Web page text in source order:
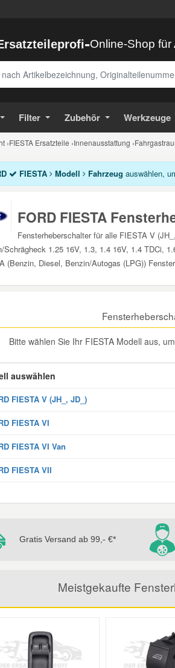
-Online-Shop
Filter Zubehör Werkzeuge
›FIESTA Ersatzteile ›Innenausstattung ›
FIESTA Modell Fahrzeug auswählen,
FORD FIESTA
Fensterheberschalter für alle FIESTA V
Schrägheck 1.25 16V, 1.3, 1.4 16V, 1.4 TDCi,
(Benzin, Diesel, Benzin/Autogas (LPG))
Bitte wählen Sie Ihr FIESTA Modell aus,
auswählen
FIESTA V (JH_, JD_)
FIESTA VI
FIESTA VI Van
FIESTA VII
Gratis Versand ab 99,- €*
Meistgekaufte